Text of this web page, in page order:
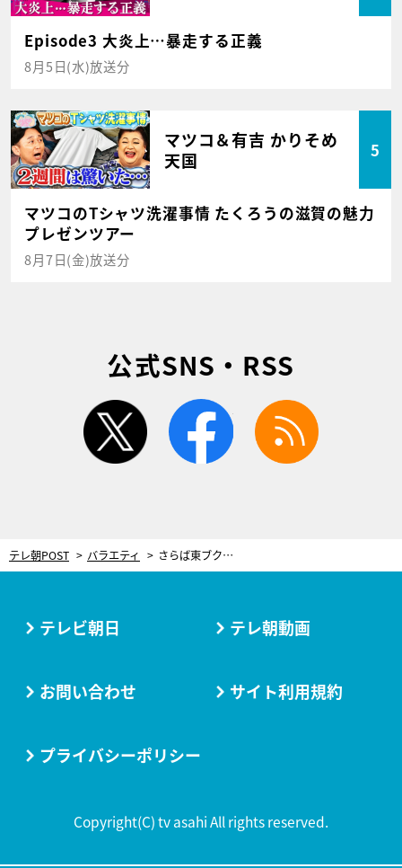
Episode3 大炎上…暴走する正義
8月5日(水)放送分
マツコ＆有吉 かりそめ
天国
5
マツコのTシャツ洗濯事情 たくろうの滋賀の魅力
プレゼンツアー
8月7日(金)放送分
公式SNS・RSS
twitter facebook
テレ朝POST バラエティ さらば東ブクロ、人気芸人妻の“不倫”現場を目撃し…交際相手に名乗り「俺は候補じゃないですか？」
テレビ朝日 テレ朝動画
お問い合わせ サイト利用規約
プライバシーポリシー
Copyright(C) tv asahi All rights reserved.